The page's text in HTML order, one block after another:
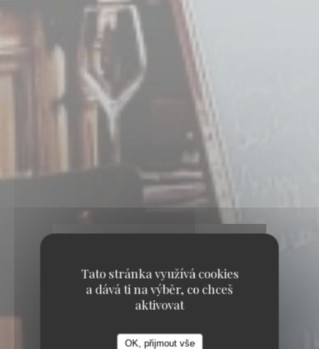
Tato stránka využívá cookies
a dává ti na výběr, co chceš
aktivovat
OK, přijmout vše